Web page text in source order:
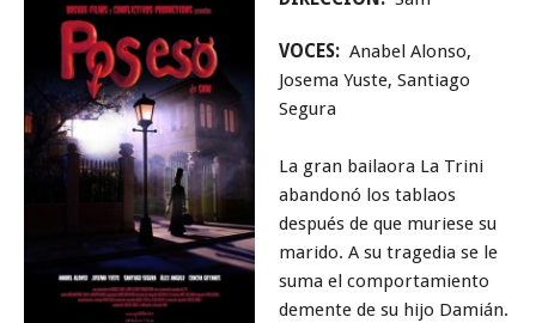
VOCES: Anabel Alonso,
Josema Yuste, Santiago
Segura
La gran bailaora La Trini
abandonó los tablaos
después de que muriese su
marido. A su tragedia se le
suma el comportamiento
demente de su hijo Damián.